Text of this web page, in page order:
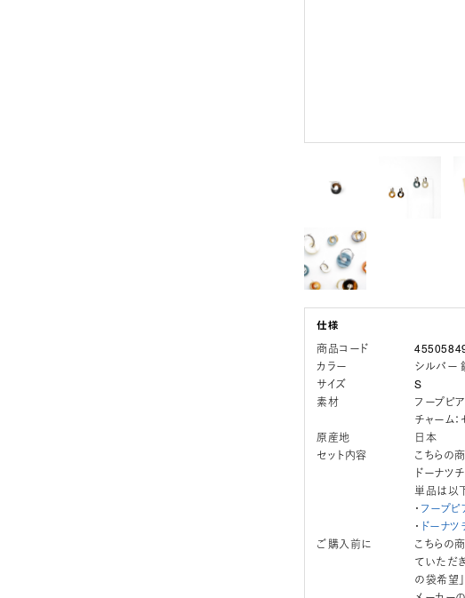
商品コード
カラー
シルバー
サイズ
S
素材
フープピ
チャーム
原産地
日本
セット内容
こちらの
ドーナツ
単品は以
・ フープ
・ ドーナ
ご購入前に
こちらの
ていただ
の袋希望